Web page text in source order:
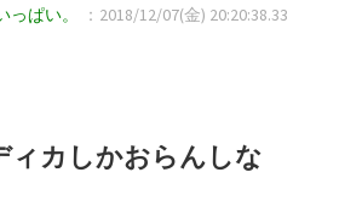
っぱい。
：2018/12/07(金) 20:20:38.33
ィカしかおらんしな